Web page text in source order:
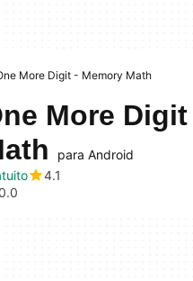
More Digit - Memory Math
More
para Android
4.1